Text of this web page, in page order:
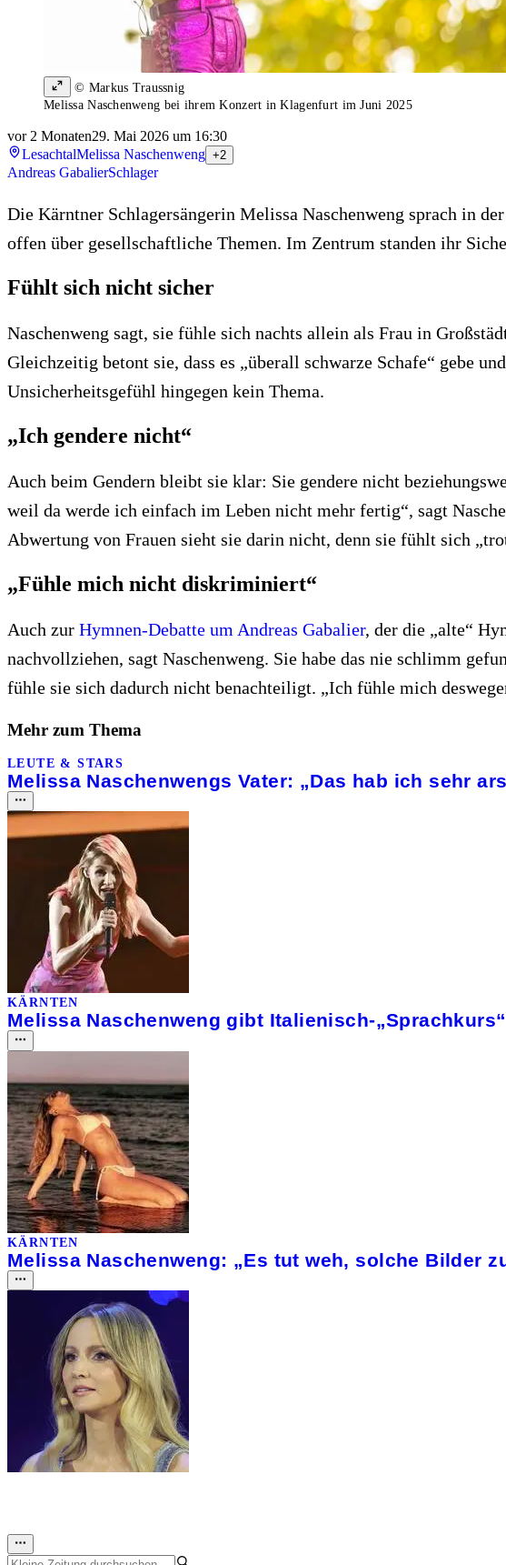
© Markus Traussnig
Melissa Naschenweng bei ihrem Konzert in Klagenfurt im Juni 2025
vor 2 Monaten29. Mai 2026 um 16:30
LesachtalMelissa Naschenweng +2
Andreas GabalierSchlager
Die Kärntner Schlagersängerin Melissa Naschenweng sprach in
offen über gesellschaftliche Themen. Im Zentrum standen ihr
Fühlt sich nicht sicher
Naschenweng sagt, sie fühle sich nachts allein als Frau in
Gleichzeitig betont sie, dass es „überall schwarze Schafe“ gebe
Unsicherheitsgefühl hingegen kein Thema.
„Ich gendere nicht“
Auch beim Gendern bleibt sie klar: Sie gendere nicht
weil da werde ich einfach im Leben nicht mehr fertig“, sagt
Abwertung von Frauen sieht sie darin nicht, denn sie fühlt sich
„Fühle mich nicht diskriminiert“
Auch zur Hymnen-Debatte um Andreas Gabalier, der die „alte“
nachvollziehen, sagt Naschenweng. Sie habe das nie schlimm
fühle sie sich dadurch nicht benachteiligt. „Ich fühle mich
Mehr zum Thema
LEUTE & STARS
Melissa Naschenwengs Vater: „Das hab ich sehr
KÄRNTEN
Melissa Naschenweng gibt Italienisch-
KÄRNTEN
Melissa Naschenweng: „Es tut weh, solche Bilder